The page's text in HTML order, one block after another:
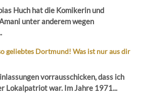
Huch hat die Komikerin und
unter anderem wegen
geliebtes Dortmund! Was ist nur aus dir
vorrausschicken, dass ich
Lokalpatriot war. Im Jahre 1971...